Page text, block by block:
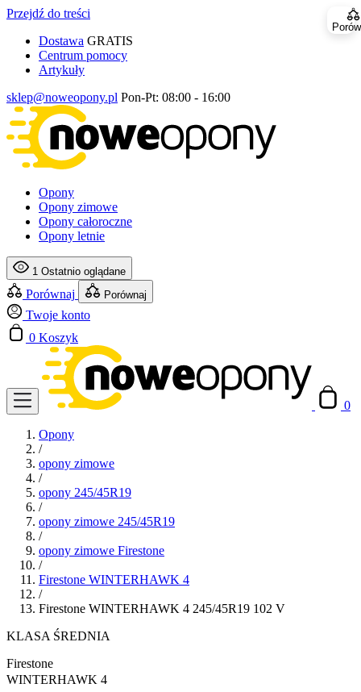
Przejdź do treści
Dostawa GRATIS
Centrum pomocy
Artykuły
sklep@noweopony.pl Pon-Pt: 08:00 - 16:00
Opony
Opony zimowe
Opony całoroczne
Opony letnie
1 Ostatnio oglądane
Porównaj Porównaj
Twoje konto
0 Koszyk
0
Opony
/
opony zimowe
/
opony 245/45R19
/
opony zimowe 245/45R19
/
opony zimowe Firestone
/
Firestone WINTERHAWK 4
/
Firestone WINTERHAWK 4 245/45R19 102 V
KLASA ŚREDNIA
Firestone
WINTERHAWK 4